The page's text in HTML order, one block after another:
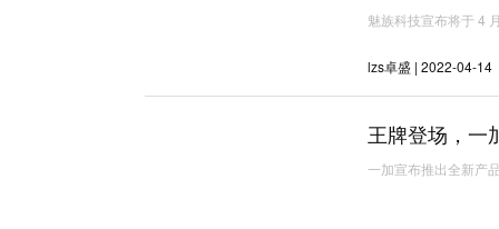
魅族科技宣布将于 4
lzs卓盛 | 2022-04-14
王牌登场，一
一加宣布推出全新产